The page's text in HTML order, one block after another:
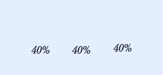
40% 40% 40%